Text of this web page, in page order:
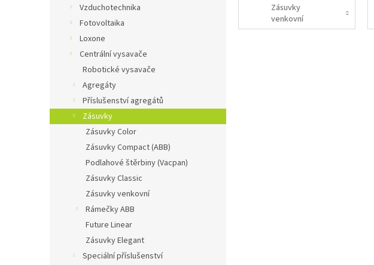
Vzduchotechnika
Fotovoltaika
Loxone
Centrální vysavače
Robotické vysavače
Agregáty
Příslušenství agregátů
Zásuvky
Zásuvky Color
Zásuvky Compact (ABB)
Podlahové štěrbiny (Vacpan)
Zásuvky Classic
Zásuvky venkovní
Rámečky ABB
Future Linear
Zásuvky Elegant
Speciální příslušenství
Zásuvky
venkovní